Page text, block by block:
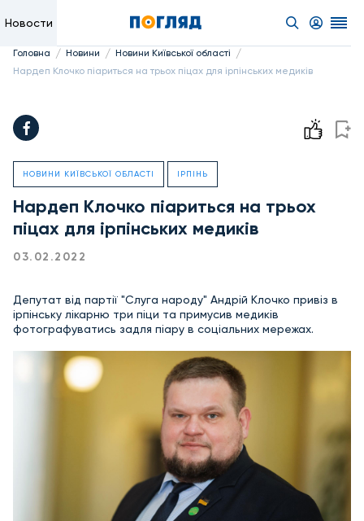
Новости
Головна / Новини / Новини Київської області /
Нардеп Клочко піариться на трьох піцах для ірпінських медиків
НОВИНИ КИЇВСЬКОЇ ОБЛАСТІ ІРПІНЬ
Нардеп Клочко піариться на трьох
піцах для ірпінських медиків
03.02.2022
Депутат від партії "Слуга народу" Андрій Клочко привіз в
ірпінську лікарню три піци та примусив медиків
фотографуватись задля піару в соціальних мережах.